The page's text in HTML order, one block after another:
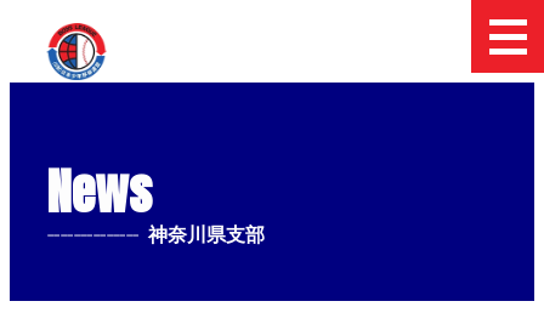
News
-------------- 神奈川県支部